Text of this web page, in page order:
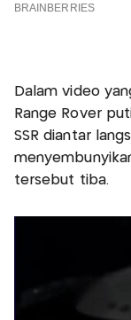
Dalam video
Range Rover
SSR diantar
tersebut tiba.